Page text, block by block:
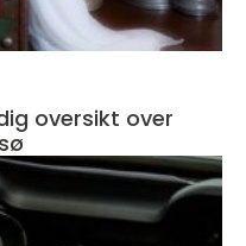
oversikt over